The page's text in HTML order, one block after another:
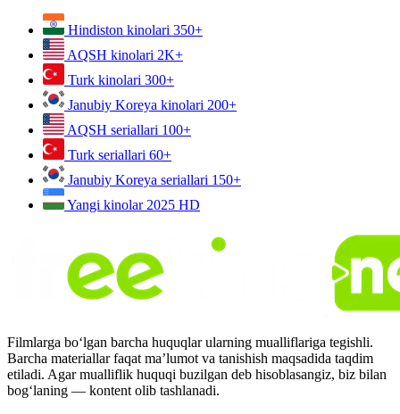
Hindiston kinolari 350+
AQSH kinolari 2K+
Turk kinolari 300+
Janubiy Koreya kinolari 200+
AQSH seriallari 100+
Turk seriallari 60+
Janubiy Koreya seriallari 150+
Yangi kinolar 2025 HD
Filmlarga bo‘lgan barcha huquqlar ularning mualliflariga tegishli.
Barcha materiallar faqat ma’lumot va tanishish maqsadida taqdim
etiladi. Agar mualliflik huquqi buzilgan deb hisoblasangiz, biz bilan
bog‘laning — kontent olib tashlanadi.